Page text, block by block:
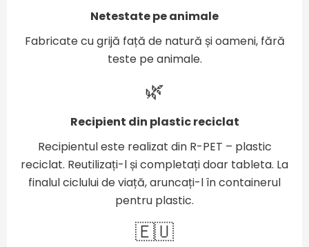
Netestate pe animale
Fabricate cu grijă față de natură și oameni, fără
teste pe animale.
🌿
Recipient din plastic reciclat
Recipientul este realizat din R-PET – plastic
reciclat. Reutilizați-l și completați doar tableta. La
finalul ciclului de viață, aruncați-l în containerul
pentru plastic.
🇪🇺